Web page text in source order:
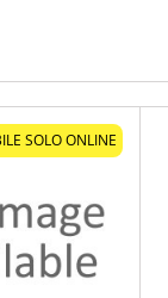
SOLO ONLINE